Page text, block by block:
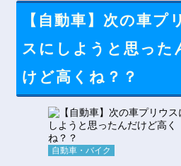
【自動車】次の車プ
スにしようと思った
けど高くね？？
自動車・バイク